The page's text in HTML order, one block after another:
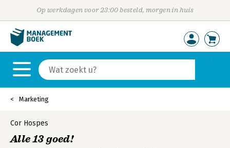
Op werkdagen voor 23:00 besteld, morgen in huis
Marketing
Cor Hospes
Alle 13 goed!